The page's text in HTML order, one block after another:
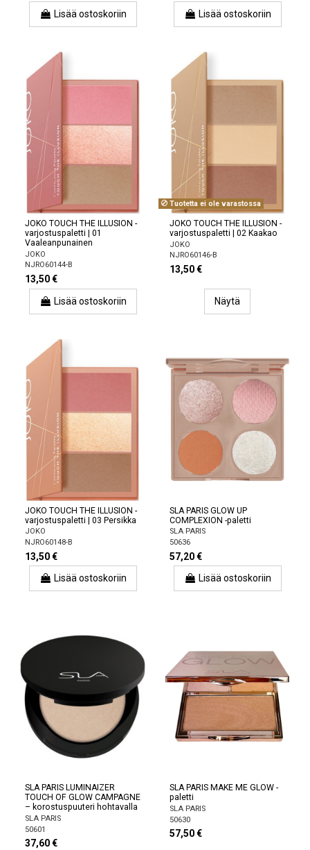
Lisää ostoskoriin
Lisää ostoskoriin
JOKO TOUCH THE ILLUSION -
varjostuspaletti | 01
Vaaleanpunainen
JOKO
NJRO60144-B
13,50 €
Lisää ostoskoriin
Tuotetta ei ole varastossa
JOKO TOUCH THE ILLUSION -
varjostuspaletti | 02 Kaakao
JOKO
NJRO60146-B
13,50 €
Näytä
JOKO TOUCH THE ILLUSION -
varjostuspaletti | 03 Persikka
JOKO
NJRO60148-B
13,50 €
Lisää ostoskoriin
SLA PARIS GLOW UP
COMPLEXION -paletti
SLA PARIS
50636
57,20 €
Lisää ostoskoriin
SLA PARIS LUMINAIZER
TOUCH OF GLOW CAMPAGNE
– korostuspuuteri hohtavalla
SLA PARIS
50601
37,60 €
SLA PARIS MAKE ME GLOW -
paletti
SLA PARIS
50630
57,50 €